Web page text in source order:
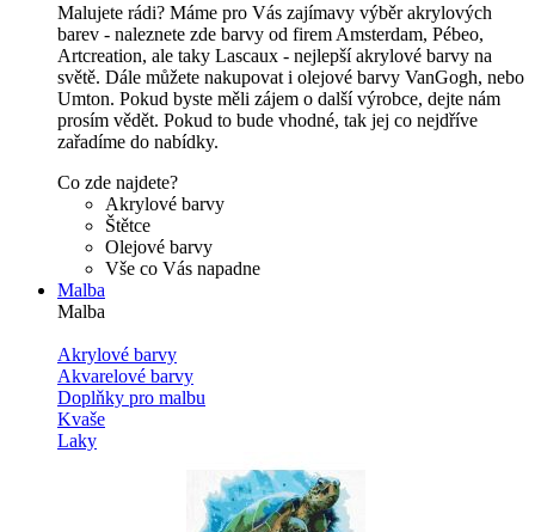
Malujete rádi? Máme pro Vás zajímavy výběr akrylových
barev - naleznete zde barvy od firem Amsterdam, Pébeo,
Artcreation, ale taky Lascaux - nejlepší akrylové barvy na
světě. Dále můžete nakupovat i olejové barvy VanGogh, nebo
Umton. Pokud byste měli zájem o další výrobce, dejte nám
prosím vědět. Pokud to bude vhodné, tak jej co nejdříve
zařadíme do nabídky.
Co zde najdete?
Akrylové barvy
Štětce
Olejové barvy
Vše co Vás napadne
Malba
Malba
Akrylové barvy
Akvarelové barvy
Doplňky pro malbu
Kvaše
Laky